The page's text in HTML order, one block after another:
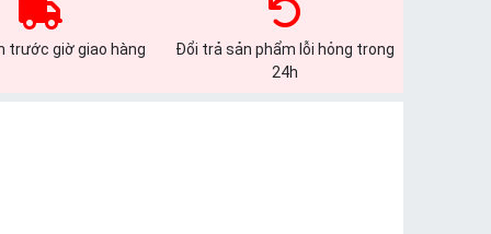
trước giờ giao hàng
Đổi trả sản phẩm lỗi hỏng trong
24h